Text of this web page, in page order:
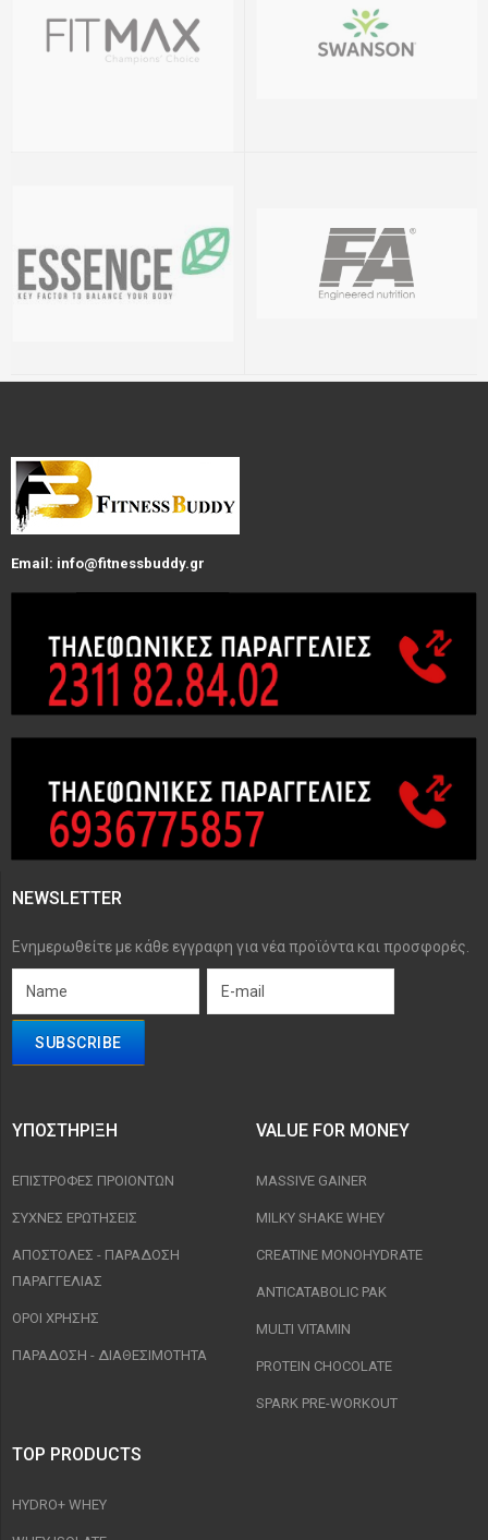
Email: info@fitnessbuddy.gr
NEWSLETTER
Ενημερωθείτε με κάθε εγγραφη για νέα προϊόντα και προσφορές.
ΥΠΟΣΤΉΡΙΞΗ
ΕΠΙΣΤΡΟΦΈΣ ΠΡΟΙΟΝΤΩΝ
ΣΥΧΝΈΣ ΕΡΩΤΉΣΕΙΣ
ΑΠΟΣΤΟΛΈΣ - ΠΑΡΆΔΟΣΗ
ΠΑΡΑΓΓΕΛΊΑΣ
ΟΡΟΙ ΧΡΉΣΗΣ
ΠΑΡΑΔΟΣΗ - ΔΙΑΘΕΣΙΜΌΤΗΤΑ
VALUE FOR MONEY
MASSIVE GAINER
MILKY SHAKE WHEY
CREATINE MONOHYDRATE
ANTICATABOLIC PAK
MULTI VITAMIN
PROTEIN CHOCOLATE
SPARK PRE-WORKOUT
TOP PRODUCTS
HYDRO+ WHEY